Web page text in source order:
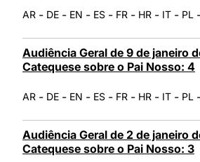
AR - DE - EN - ES - FR - HR - IT - PL
Audiência Geral de 9 de janeiro
Catequese sobre o Pai Nosso: 4
AR - DE - EN - ES - FR - HR - IT - PL
Audiência Geral de 2 de janeiro
Catequese sobre o Pai Nosso: 3